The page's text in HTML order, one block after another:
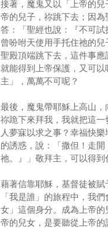
接著，魔鬼又以「上帝的
帝的兒子，祢跳下去；因
答：「聖經也說：『不可
曾吩咐天使用手托住祂的
聖殿頂端跳下去，這件事
就能得到上帝保護，又可
主」，萬萬不可呢？
最後，魔鬼帶耶穌上高山
祢跪下來拜我，我就把這
人夢寐以求之事？幸福快
的誘惑，說：「撒但！走
祂。』」敬拜主，可以得到
藉著信靠耶穌，基督徒被
「我是誰」的旅程中，我
女」這個身分。成為上帝
帝的兒女，是要聽從上帝